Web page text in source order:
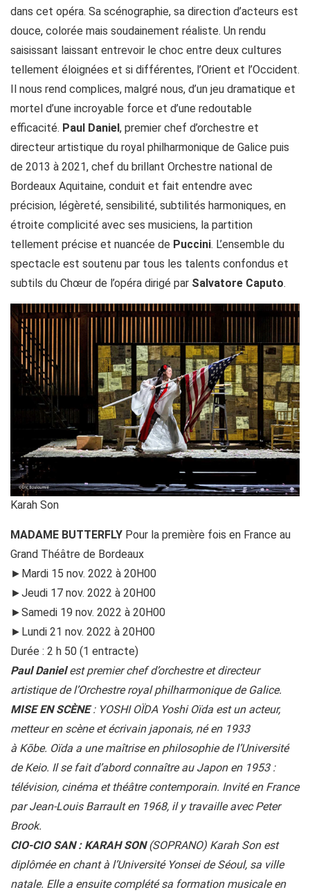
dans cet opéra. Sa scénographie, sa direction d’acteurs est
douce, colorée mais soudainement réaliste. Un rendu
saisissant laissant entrevoir le choc entre deux cultures
tellement éloignées et si différentes, l’Orient et l’Occident.
Il nous rend complices, malgré nous, d’un jeu dramatique et
mortel d’une incroyable force et d’une redoutable
efficacité. Paul Daniel, premier chef d’orchestre et
directeur artistique du royal philharmonique de Galice puis
de 2013 à 2021, chef du brillant Orchestre national de
Bordeaux Aquitaine, conduit et fait entendre avec
précision, légèreté, sensibilité, subtilités harmoniques, en
étroite complicité avec ses musiciens, la partition
tellement précise et nuancée de Puccini. L’ensemble du
spectacle est soutenu par tous les talents confondus et
subtils du Chœur de l’opéra dirigé par Salvatore Caputo.
Karah Son
MADAME BUTTERFLY Pour la première fois en France au
Grand Théâtre de Bordeaux
►Mardi 15 nov. 2022 à 20H00
►Jeudi 17 nov. 2022 à 20H00
►Samedi 19 nov. 2022 à 20H00
►Lundi 21 nov. 2022 à 20H00
Durée : 2 h 50 (1 entracte)
Paul Danielest premier chef d’orchestre et directeur
artistique de l’Orchestre royal philharmonique de Galice.
MISE EN SCÈNE: YOSHI OÏDA Yoshi Oïda est un acteur,
metteur en scène et écrivain japonais, né en 1933
à Kōbe. Oïda a une maîtrise en philosophie de l’Université
de Keio. Il se fait d’abord connaître au Japon en 1953 :
télévision, cinéma et théâtre contemporain. Invité en France
par Jean-Louis Barrault en 1968, il y travaille avec Peter
Brook.
CIO-CIO SAN : KARAH SON(SOPRANO) Karah Son est
diplômée en chant à l’Université Yonsei de Séoul, sa ville
natale. Elle a ensuite complété sa formation musicale en